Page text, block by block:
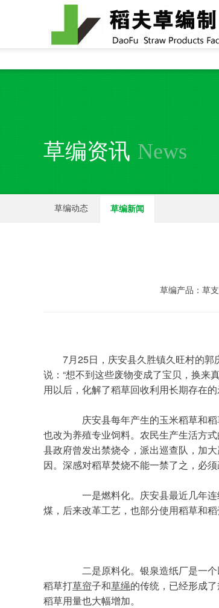
全国统一24小时销售电话：
草编资讯 News
草编动态 草编新闻
草编产品：草
说：“想不到这些废物变成了宝贝，换来
用以后，化解了稻草回收利用长期存在
也改为养殖专业饲料。农民生产生活方
县政府曾发出禁烧令，派出巡查队，加
因。深感对稻草焚烧不能一禁了之，必
煤，后来改革工艺，也部分使用稻草和稻
稻草打草帘子和草绳的传统，已经形成
稻草用量也大幅增加。